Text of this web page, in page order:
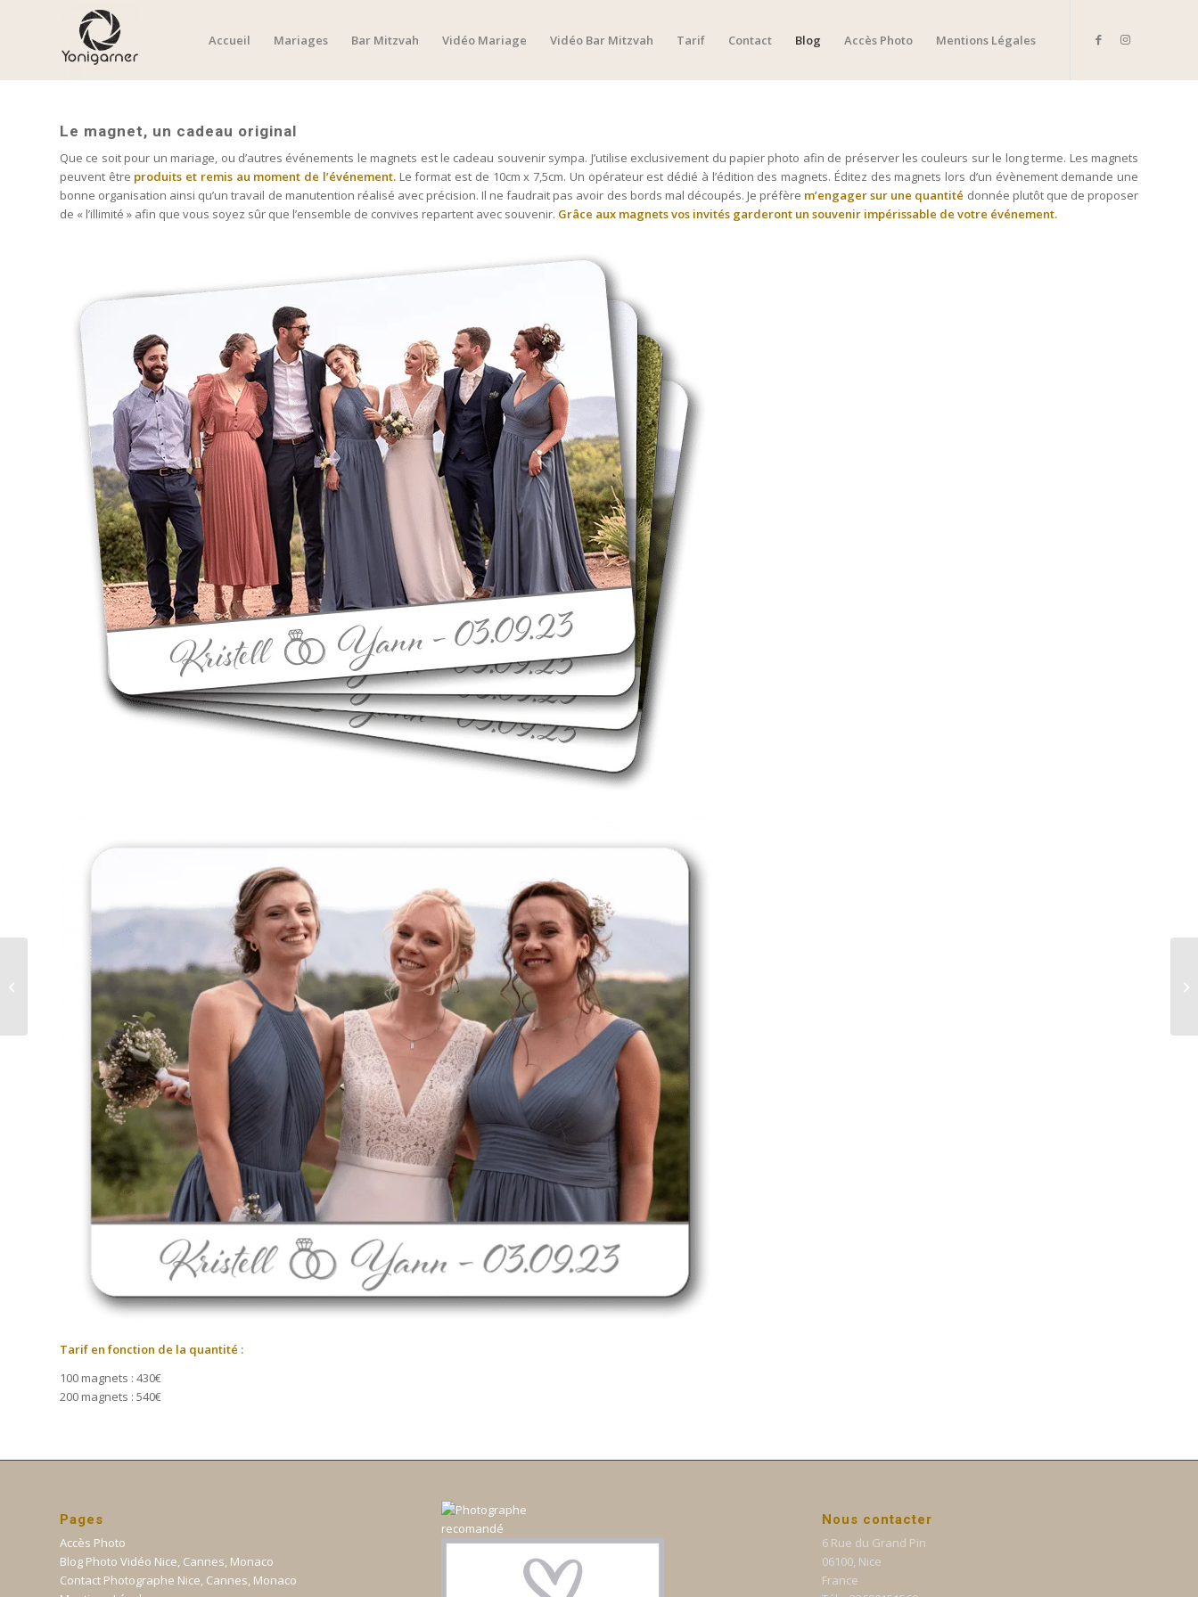
Accueil Mariages Bar Mitzvah Vidéo Mariage Vidéo Bar Mitzvah Tarif Contact Blog Accès Photo Mentions Légales
Le magnet, un cadeau original
Que ce soit pour un mariage, ou d’autres événements le magnets est le cadeau souvenir sympa. J’utilise exclusivement du papier photo afin de préserver les couleurs sur le long terme. Les magnets
peuvent être produits et remis au moment de l’événement.Le format est de 10cm x 7,5cm. Un opérateur est dédié à l’édition des magnets. Éditez des magnets lors d’un évènement demande une
bonne organisation ainsi qu’un travail de manutention réalisé avec précision. Il ne faudrait pas avoir des bords mal découpés. Je préfère m’engager sur une quantité donnée plutôt que de proposer
de « l’illimité » afin que vous soyez sûr que l’ensemble de convives repartent avec souvenir. Grâce aux magnets vos invités garderont un souvenir impérissable de votre événement.
Tarif en fonction de la quantité :
100 magnets : 430€
200 magnets : 540€
Pages
Accès Photo
Blog Photo Vidéo Nice, Cannes, Monaco
Contact Photographe Nice, Cannes, Monaco
Nous contacter
6 Rue du Grand Pin
06100, Nice
France